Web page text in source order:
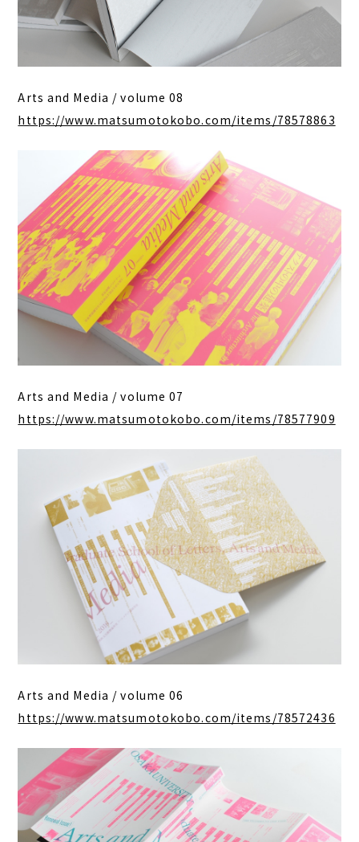
Arts and Media / volume 08
https://www.matsumotokobo.com/items/78578863
Arts and Media / volume 07
https://www.matsumotokobo.com/items/78577909
Arts and Media / volume 06
https://www.matsumotokobo.com/items/78572436